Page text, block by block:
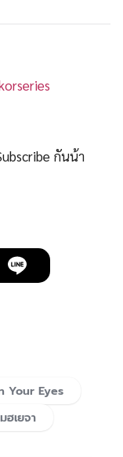
กันน้า
Your Eyes
ฮเยจา